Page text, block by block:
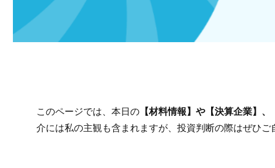
このページでは、本日の 【材料情報】や【決算企業】、
介には私の主観も含まれますが、投資判断の際はぜひご